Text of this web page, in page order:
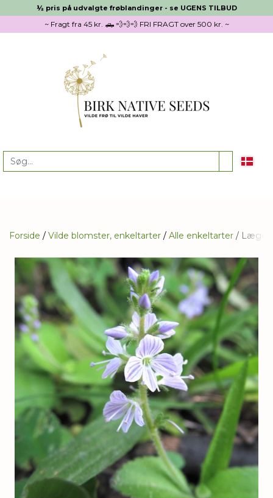
½ pris på udvalgte frøblandinger - se UGENS TILBUD
~ Fragt fra 45 kr. 🛻 💨💨💨 FRI FRAGT over 500 kr. ~
Forside Vilde blomster, enkeltarter Alle enkeltarter